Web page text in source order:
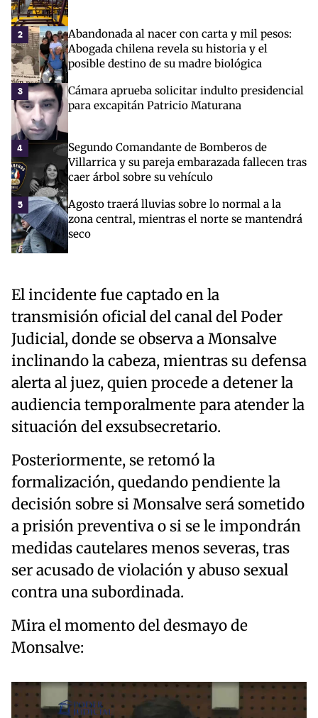
2
Abandonada al nacer con carta y mil pesos:
Abogada chilena revela su historia y el
posible destino de su madre biológica
3
Cámara aprueba solicitar indulto presidencial
para excapitán Patricio Maturana
4
Segundo Comandante de Bomberos de
Villarrica y su pareja embarazada fallecen tras
caer árbol sobre su vehículo
5
Agosto traerá lluvias sobre lo normal a la
zona central, mientras el norte se mantendrá
seco
El incidente fue captado en la
transmisión oficial del canal del Poder
Judicial, donde se observa a Monsalve
inclinando la cabeza, mientras su defensa
alerta al juez, quien procede a detener la
audiencia temporalmente para atender la
situación del exsubsecretario.
Posteriormente, se retomó la
formalización, quedando pendiente la
decisión sobre si Monsalve será sometido
a prisión preventiva o si se le impondrán
medidas cautelares menos severas, tras
ser acusado de violación y abuso sexual
contra una subordinada.
Mira el momento del desmayo de
Monsalve: